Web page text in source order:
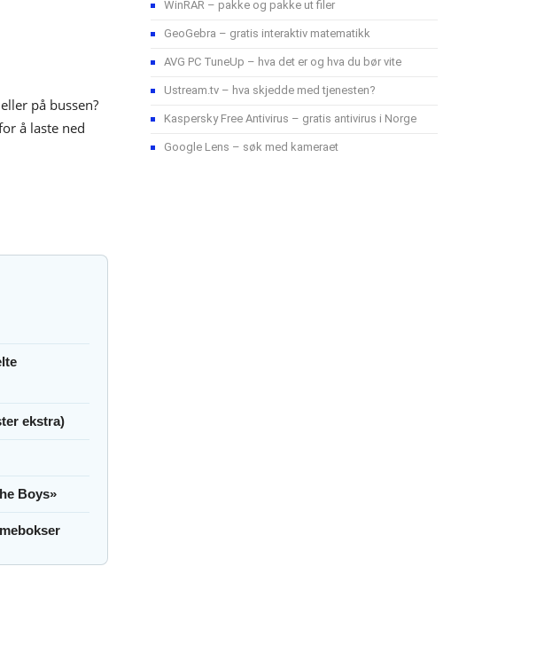
på bussen?
å laste ned
ekstra)
Boys»
WinRAR – pakke og pakke ut filer
GeoGebra – gratis interaktiv matematikk
AVG PC TuneUp – hva det er og hva du bør vite
Ustream.tv – hva skjedde med tjenesten?
Kaspersky Free Antivirus – gratis antivirus i Norge
Google Lens – søk med kameraet